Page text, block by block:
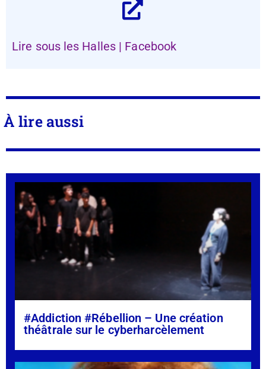
Lire sous les Halles | Facebook
À lire aussi
#Addiction #Rébellion – Une création
théâtrale sur le cyberharcèlement